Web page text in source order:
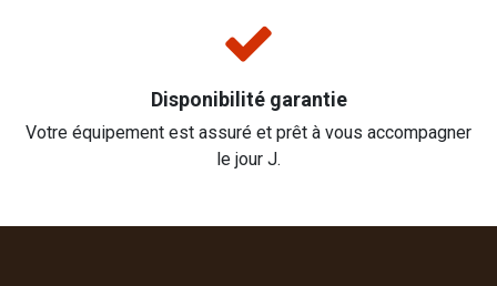
Disponibilité garantie
Votre équipement est assuré et prêt à vous accompagner
le jour J.